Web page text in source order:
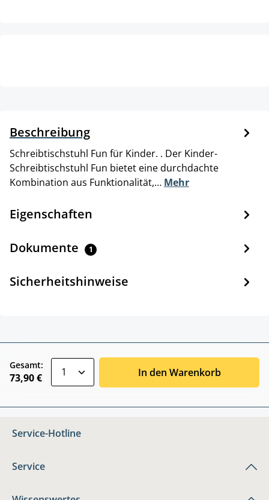
Beschreibung
Schreibtischstuhl Fun für Kinder. . Der Kinder-
Schreibtischstuhl Fun bietet eine durchdachte
Kombination aus Funktionalität,… Mehr
Eigenschaften
Dokumente 1
Sicherheitshinweise
Gesamt:
73,90 € In den Warenkorb
Service-Hotline
Service